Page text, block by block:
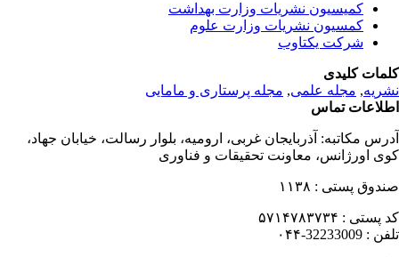
کمیسیون نشریات وزارت بهداشت
کمسیون نشریات وزارت علوم
شرکت یکتاوب
کلیدی
,مجله علمی, مجله پرستاری و مامایی
تماس
مکاتبه:آذربایجان غربی، ارومیه، بلوار رسالت، خیابان جهاد،
اورژانس، معاونت تحقیقات و فناوری
پستی : ۱۱۳۸
پستی : ۵۷۱۴۷۸۳۷۳۴
: 32233009-۰۴۴